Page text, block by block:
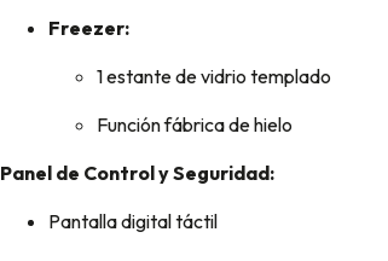
Freezer:
1 estante de vidrio templado
Función fábrica de hielo
Panel de Control y Seguridad:
Pantalla digital táctil